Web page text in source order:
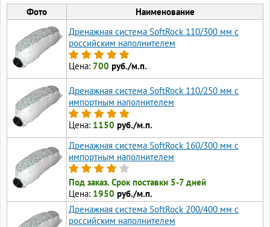
Фото
Наименование
Дренажная система SoftRock 110/300 мм с
российским наполнителем
Цена: 700 руб./м.п.
Дренажная система SoftRock 110/250 мм с
импортным наполнителем
Цена: 1150 руб./м.п.
Дренажная система SoftRock 160/300 мм c
импортным наполнителем
Под заказ. Срок поставки 5-7 дней
Цена: 1950 руб./м.п.
Дренажная система SoftRock 200/400 мм c
российским наполнителем